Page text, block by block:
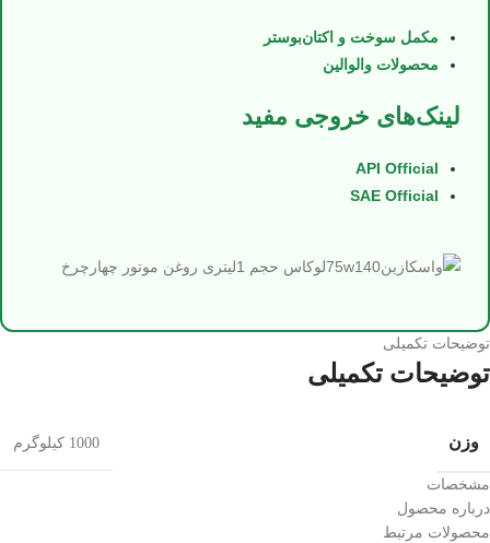
مکمل سوخت و اکتان‌بوستر
محصولات والوالین
لینک‌های خروجی مفید
API Official
SAE Official
توضیحات تکمیلی
توضیحات تکمیلی
وزن 1000 کیلوگرم
مشخصات
درباره محصول
محصولات مرتبط